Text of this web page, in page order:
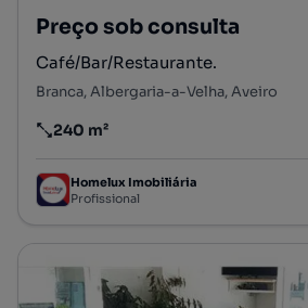
Preço sob consulta
Café/Bar/Restaurante.
Branca, Albergaria-a-Velha, Aveiro
Preço por metro quadrado
240 m²
Homelux Imobiliária
Profissional